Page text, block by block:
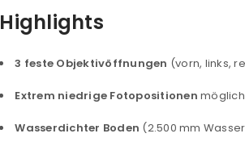
Highlights
3 feste Objektivöffnungen (vorn, links,
Extrem niedrige Fotopositionen
Wasserdichter Boden (2.500 mm